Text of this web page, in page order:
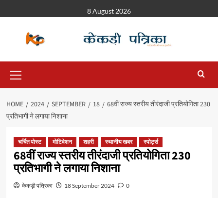
8 August 2026
HOME 2024 SEPTEMBER 18
68वीं राज्य स्तरीय तीरंदाजी प्रतियोगिता 230
प्रतिभागी ने लगाया निशाना
चर्चित पोस्ट मोटिवेशन शहरी स्थानीय खबर स्पोर्ट्स
68वीं राज्य स्तरीय तीरंदाजी प्रतियोगिता 230
प्रतिभागी ने लगाया निशाना
केकड़ी पत्रिका 18 September 2024 0